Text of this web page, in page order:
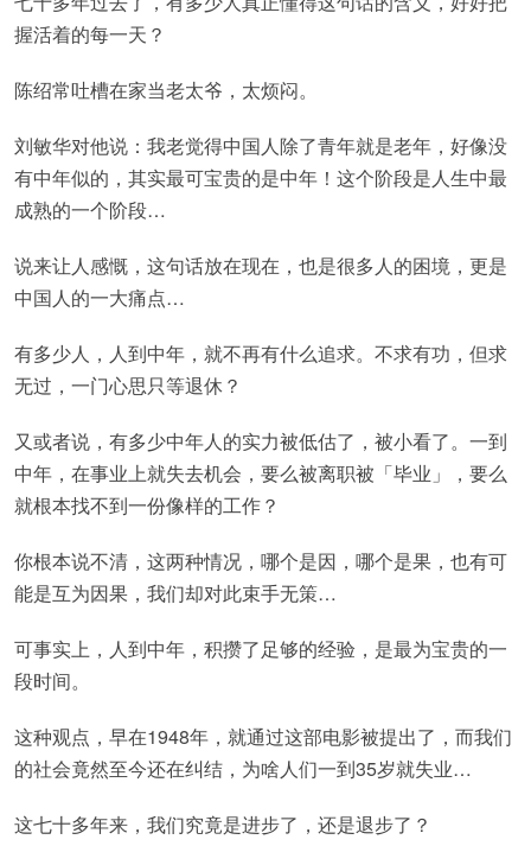
握活着的每一天？
陈绍常吐槽在家当老太爷，太烦闷。
刘敏华对他说：我老觉得中国人除了青年就是老年，好像没
有中年似的，其实最可宝贵的是中年！这个阶段是人生中最
成熟的一个阶段…
说来让人感慨，这句话放在现在，也是很多人的困境，更是
中国人的一大痛点…
有多少人，人到中年，就不再有什么追求。不求有功，但求
无过，一门心思只等退休？
又或者说，有多少中年人的实力被低估了，被小看了。一到
中年，在事业上就失去机会，要么被离职被「毕业」，要么
就根本找不到一份像样的工作？
你根本说不清，这两种情况，哪个是因，哪个是果，也有可
能是互为因果，我们却对此束手无策…
可事实上，人到中年，积攒了足够的经验，是最为宝贵的一
段时间。
这种观点，早在1948年，就通过这部电影被提出了，而我们
的社会竟然至今还在纠结，为啥人们一到35岁就失业…
这七十多年来，我们究竟是进步了，还是退步了？